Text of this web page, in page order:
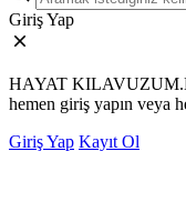
Giriş Yap
HAYAT
hemen giriş yapın veya
Giriş Yap Kayıt Ol